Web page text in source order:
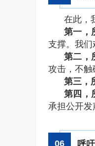
在此，
第一，
支撑。我们
第二，
攻击，不触
第三，
第四，
承担公开发
06